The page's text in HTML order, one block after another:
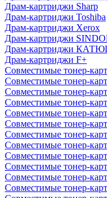
Драм-картриджи Sharp
Драм-картриджи Toshiba
Драм-картриджи Xerox
Драм-картриджи
Драм-картриджи
Драм-картриджи F+
Совместимые тонер-
Совместимые тонер-
Совместимые тонер-
Совместимые тонер-
Совместимые тонер-
Совместимые тонер-
Совместимые тонер-
Совместимые тонер-
Совместимые тонер-
Совместимые тонер-
Совместимые тонер-
Совместимые тонер-